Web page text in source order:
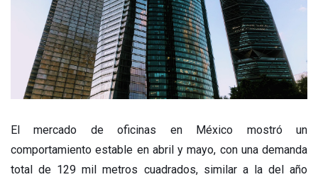
El mercado de oficinas en México mostró un
comportamiento estable en abril y mayo, con una demanda
total de 129 mil metros cuadrados, similar a la del año